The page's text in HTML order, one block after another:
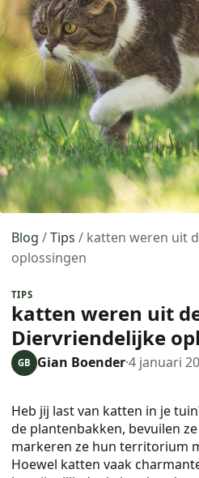
Blog /Tips / katten weren uit
oplossingen
TIPS
katten weren uit
Diervriendelijke
GB Gian Boender·4 januari
Heb jij last van katten in je
de plantenbakken, bevuilen
markeren ze hun territorium
Hoewel katten vaak